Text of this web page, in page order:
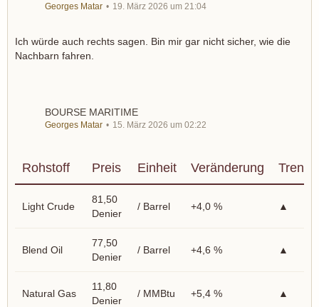
Georges Matar 19. März 2026 um 21:04
Ich würde auch rechts sagen. Bin mir gar nicht sicher, wie die
Nachbarn fahren.
BOURSE MARITIME
Georges Matar 15. März 2026 um 02:22
Rohstoff Preis Einheit Veränderung Trend
Light Crude
81,50
Denier
/ Barrel +4,0 % ▲
Blend Oil
77,50
Denier
/ Barrel +4,6 % ▲
Natural Gas
11,80
Denier
/ MMBtu +5,4 % ▲